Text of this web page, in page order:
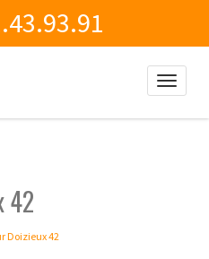
Toggle
42
Doizieux 42